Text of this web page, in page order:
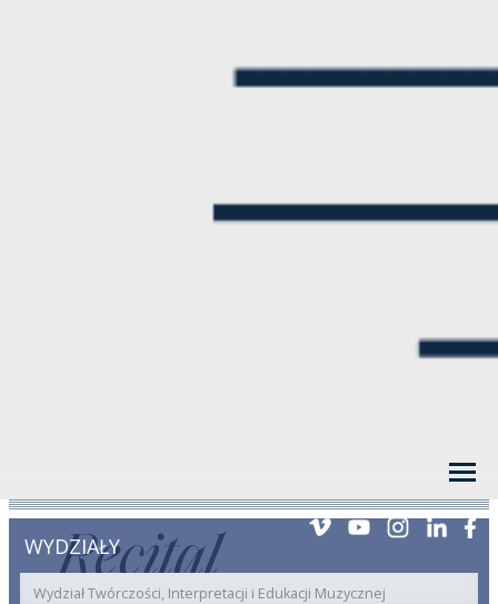
WYDZIAŁY
Wydział Twórczości, Interpretacji i Edukacji Muzycznej